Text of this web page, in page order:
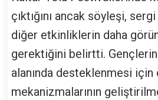
çıktığını ancak söyleşi,
diğer etkinliklerin daha
gerektiğini belirtti.
alanında desteklenmesi
mekanizmalarının